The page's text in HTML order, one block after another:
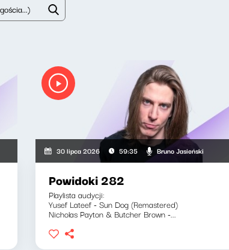
30 lipca 2026 59:35 Bruno Jasieński
Powidoki 282
Playlista audycji:
Yusef Lateef - Sun Dog (Remastered)
Nicholas Payton & Butcher Brown -...